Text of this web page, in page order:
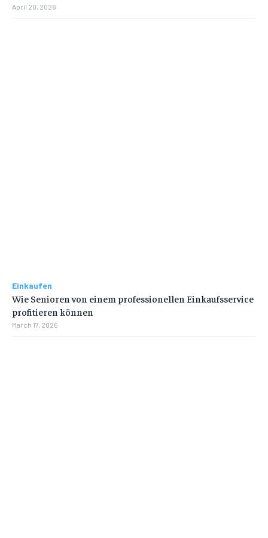
April 20, 2026
Einkaufen
Wie Senioren von einem professionellen Einkaufsservice
profitieren können
March 17, 2026